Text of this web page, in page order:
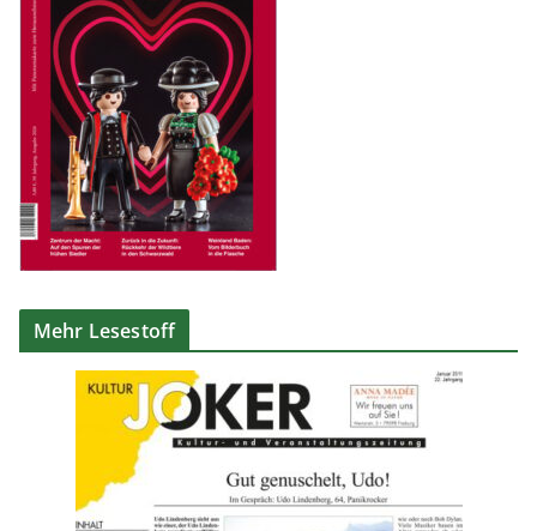
Mehr Lesestoff